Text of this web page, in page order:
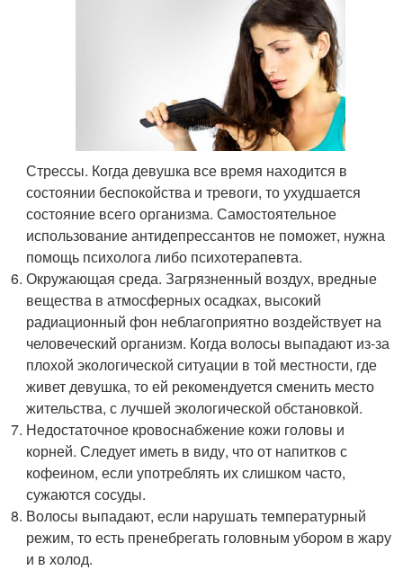
Стрессы. Когда девушка все время находится в
состоянии беспокойства и тревоги, то ухудшается
состояние всего организма. Самостоятельное
использование антидепрессантов не поможет, нужна
помощь психолога либо психотерапевта.
Окружающая среда. Загрязненный воздух, вредные
вещества в атмосферных осадках, высокий
радиационный фон неблагоприятно воздействует на
человеческий организм. Когда волосы выпадают из-за
плохой экологической ситуации в той местности, где
живет девушка, то ей рекомендуется сменить место
жительства, с лучшей экологической обстановкой.
Недостаточное кровоснабжение кожи головы и
корней. Следует иметь в виду, что от напитков с
кофеином, если употреблять их слишком часто,
сужаются сосуды.
Волосы выпадают, если нарушать температурный
режим, то есть пренебрегать головным убором в жару
и в холод.